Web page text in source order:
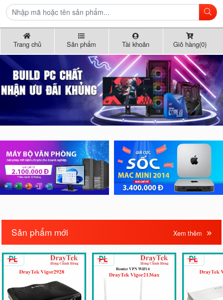
Trang chủ Sản phẩm Tài khoản Giỏ hàng(0)
Sản phẩm mới Xem thêm